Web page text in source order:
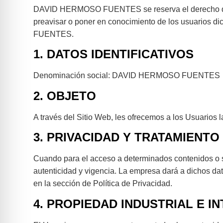
DAVID HERMOSO FUENTES se reserva el
preavisar o poner en conocimiento de los usuarios
FUENTES.
1. DATOS IDENTIFICATIVOS
Denominación social: DAVID HERMOSO FUENTES
2. OBJETO
A través del Sitio Web, les ofrecemos a los
3. PRIVACIDAD Y
Cuando para el acceso a determinados contenidos
autenticidad y vigencia. La empresa dará a dichos
en la sección de Política de Privacidad.
4. PROPIEDAD INDUSTRIAL E